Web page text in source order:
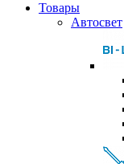
Товары
Автосвет